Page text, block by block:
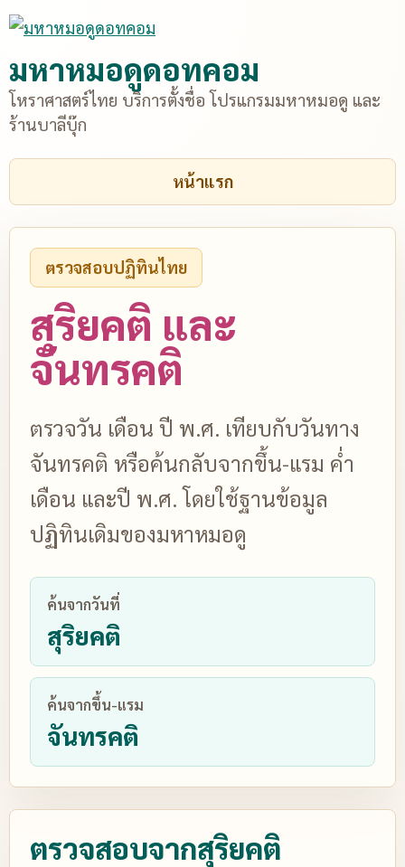
มหาหมอดูดอทคอม
โหราศาสตร์ไทย บริการตั้งชื่อ โปรแกรมมหาหมอดู และ
ร้านบาลีบุ๊ก
หน้าแรก
ตรวจสอบปฏิทินไทย
สุริยคติ และ
จันทรคติ
ตรวจวัน เดือน ปี พ.ศ. เทียบกับวันทาง
จันทรคติ หรือค้นกลับจากขึ้น-แรม ค่ำ
เดือน และปี พ.ศ. โดยใช้ฐานข้อมูล
ปฏิทินเดิมของมหาหมอดู
ค้นจากวันที่
สุริยคติ
ค้นจากขึ้น-แรม
จันทรคติ
ตรวจสอบจากสุริยคติ